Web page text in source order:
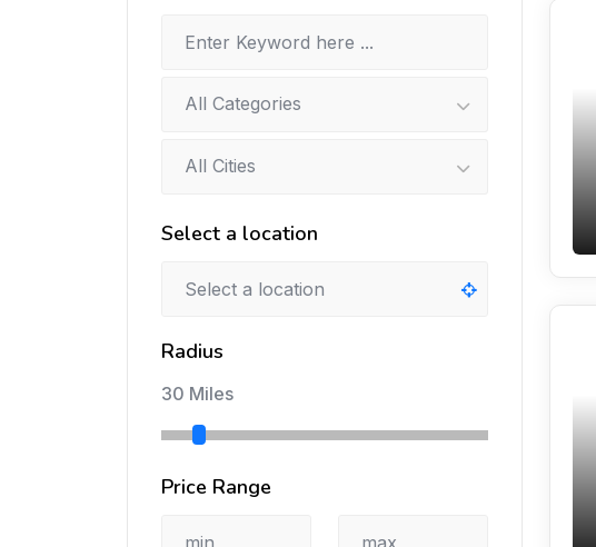
All Categories
All Cities
Select a location
Radius
30 Miles
Price Range